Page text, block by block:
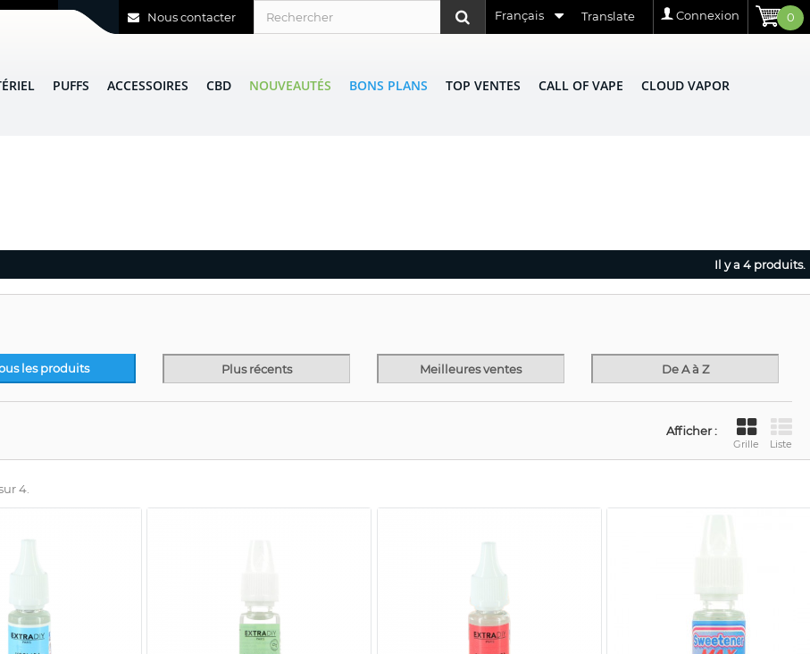
0
Connexion
Translate
Français
Nous contacter
PUFFS ACCESSOIRES CBD NOUVEAUTÉS BONS PLANS TOP VENTES CALL OF VAPE CLOUD VAPOR
Il y a 4 produits.
les produits Plus récents Meilleures ventes De A à Z
Afficher :
Grille Liste
4.